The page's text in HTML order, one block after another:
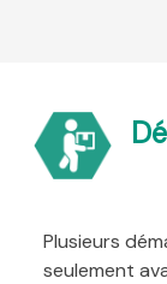
Plusieurs
seulement